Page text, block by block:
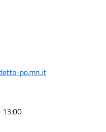
po.mn.it
13:00